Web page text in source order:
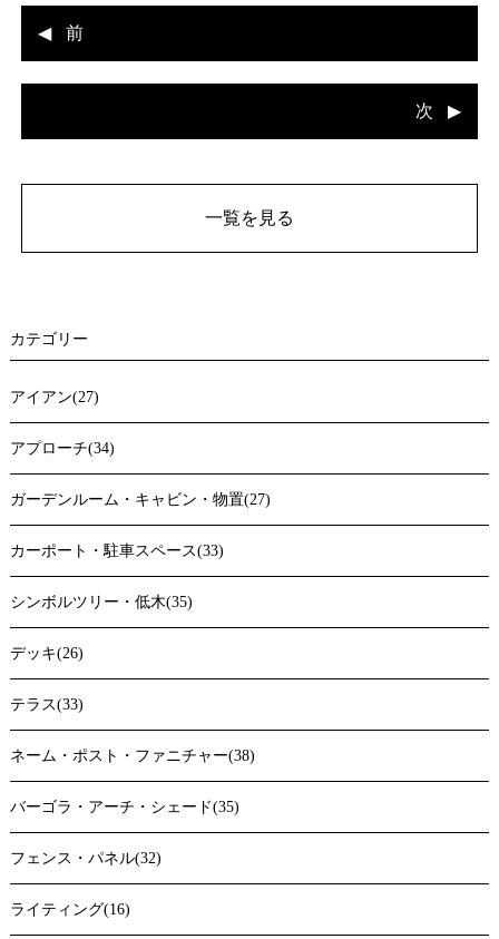
前
次
一覧を見る
カテゴリー
アイアン(27)
アプローチ(34)
ガーデンルーム・キャビン・物置(27)
カーポート・駐車スペース(33)
シンボルツリー・低木(35)
デッキ(26)
テラス(33)
ネーム・ポスト・ファニチャー(38)
バーゴラ・アーチ・シェード(35)
フェンス・パネル(32)
ライティング(16)